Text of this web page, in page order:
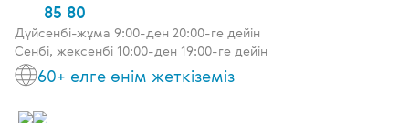
85 80
Дүйсенбі-жұма 9:00-ден 20:00-ге дейін
Сенбі, жексенбі 10:00-ден 19:00-ге дейін
60+ елге өнім жеткіземіз